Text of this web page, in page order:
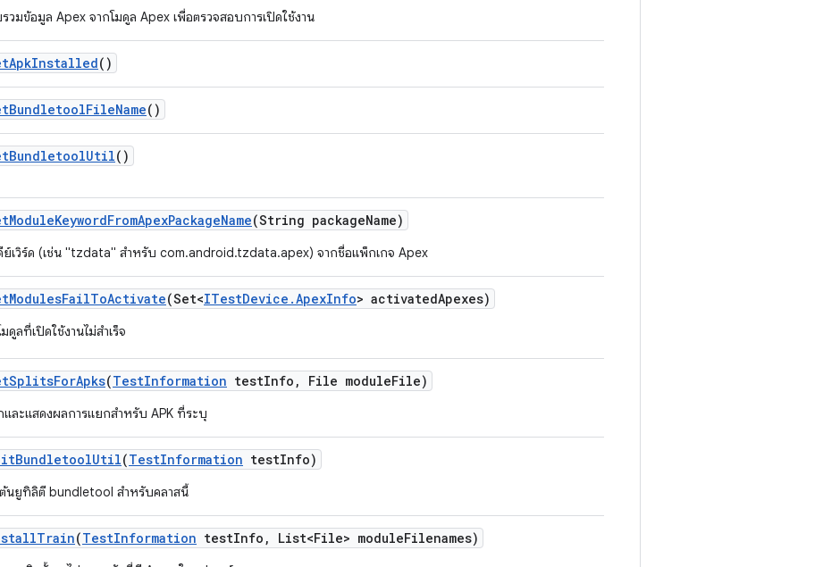
วมข้อมูล Apex จากโมดูล Apex เพื่อตรวจสอบการเปิดใช้งาน
ApkInstalled()
BundletoolFileName()
BundletoolUtil()
ModuleKeywordFromApexPackageName(String packageName)
ย์เวิร์ด (เช่น "tzdata" สำหรับ com.android.tzdata.apex) จากชื่อแพ็กเกจ Apex
ModulesFailToActivate(Set<ITestDevice .ApexInfo> activatedApexes)
ดูลที่เปิดใช้งานไม่สำเร็จ
SplitsForApks(TestInformation testInfo , File moduleFile)
ละแสดงผลการแยกสำหรับ APK ที่ระบุ
BundletoolUtil(TestInformation testInfo)
ต้นยูทิลิตี bundletool สำหรับคลาสนี้
Train(TestInformation testInfo , List<File> moduleFilenames)